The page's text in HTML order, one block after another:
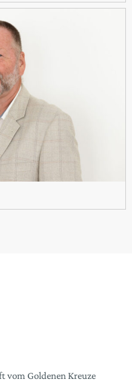
vom Goldenen Kreuze